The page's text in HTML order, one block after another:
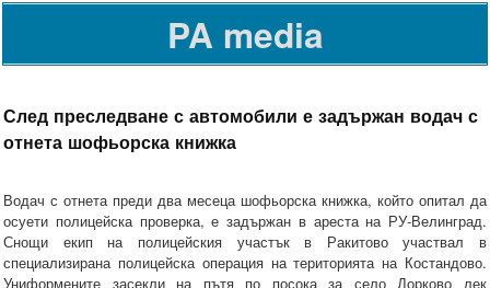
PA media
След преследване с автомобили е задържан водач с
отнета шофьорска книжка
Водач с отнета преди два месеца шофьорска книжка, който опитал да
осуети полицейска проверка, е задържан в ареста на РУ-Велинград.
Снощи екип на полицейския участък в Ракитово участвал в
специализирана полицейска операция на територията на Костандово.
Униформените засекли на пътя по посока за село Дорково лек